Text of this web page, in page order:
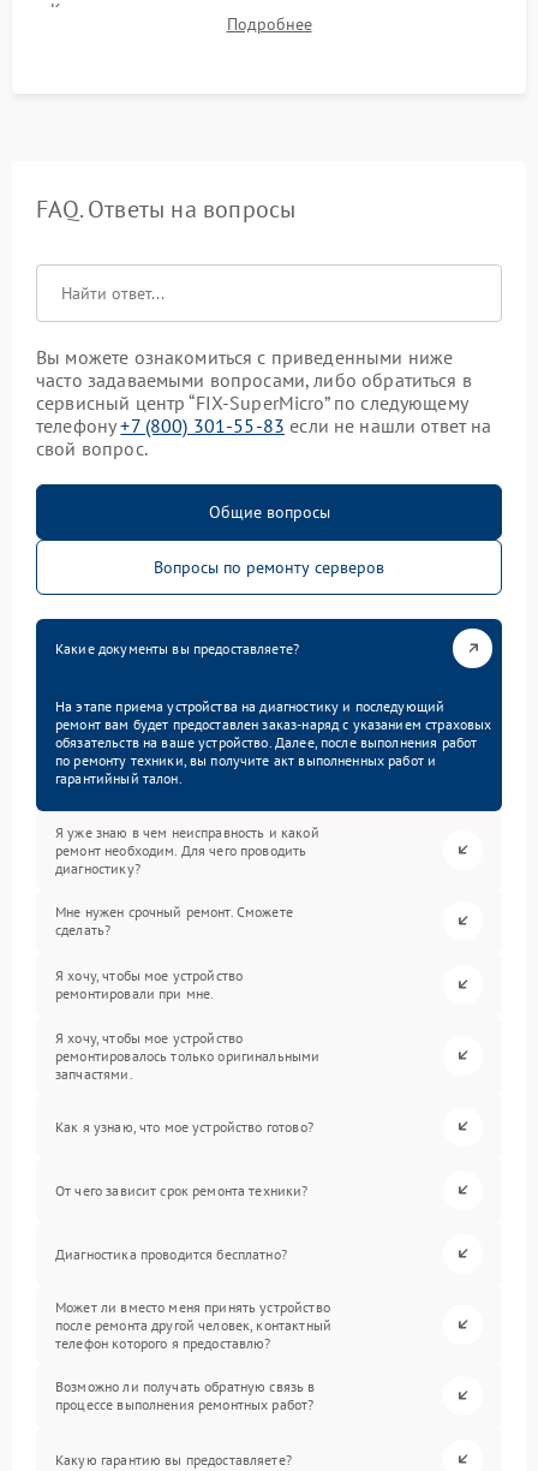
Контроль температурных режимов, проверка отсутствия
троттлинга и подготовка сервера к выдаче.
Подробнее
FAQ. Ответы на вопросы
Вы можете ознакомиться с приведенными ниже
часто задаваемыми вопросами, либо обратиться в
сервисный центр “FIX-SuperMicro” по следующему
телефону+7 (800) 301-55-83 если не нашли ответ на
свой вопрос.
Общие вопросы
Вопросы по ремонту серверов
Какие документы вы предоставляете?
На этапе приема устройства на диагностику и последующий
ремонт вам будет предоставлен заказ-наряд с указанием страховых
обязательств на ваше устройство. Далее, после выполнения работ
по ремонту техники, вы получите акт выполненных работ и
гарантийный талон.
Я уже знаю в чем неисправность и какой
ремонт необходим. Для чего проводить
диагностику?
Мне нужен срочный ремонт. Сможете
сделать?
Я хочу, чтобы мое устройство
ремонтировали при мне.
Я хочу, чтобы мое устройство
ремонтировалось только оригинальными
запчастями.
Как я узнаю, что мое устройство готово?
От чего зависит срок ремонта техники?
Диагностика проводится бесплатно?
Может ли вместо меня принять устройство
после ремонта другой человек, контактный
телефон которого я предоставлю?
Возможно ли получать обратную связь в
процессе выполнения ремонтных работ?
Какую гарантию вы предоставляете?